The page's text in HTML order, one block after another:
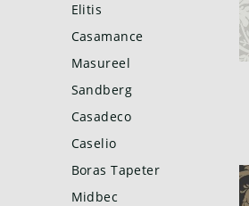
Elitis
Casamance
Masureel
Sandberg
Casadeco
Caselio
Boras Tapeter
Midbec